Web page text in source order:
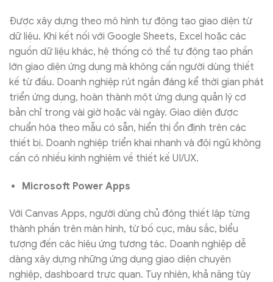
Được xây dựng theo mô hình tự động tạo giao diện từ
dữ liệu. Khi kết nối với Google Sheets, Excel hoặc các
nguồn dữ liệu khác, hệ thống có thể tự động tạo phần
lớn giao diện ứng dụng mà không cần người dùng thiết
kế từ đầu. Doanh nghiệp rút ngắn đáng kể thời gian phát
triển ứng dụng, hoàn thành một ứng dụng quản lý cơ
bản chỉ trong vài giờ hoặc vài ngày. Giao diện được
chuẩn hóa theo mẫu có sẵn, hiển thị ổn định trên các
thiết bị. Doanh nghiệp triển khai nhanh và đội ngũ không
cần có nhiều kinh nghiệm về thiết kế UI/UX.
Microsoft Power Apps
Với Canvas Apps, người dùng chủ động thiết lập từng
thành phần trên màn hình, từ bố cục, màu sắc, biểu
tượng đến các hiệu ứng tương tác. Doanh nghiệp dễ
dàng xây dựng những ứng dụng giao diện chuyên
nghiệp, dashboard trực quan. Tuy nhiên, khả năng tùy